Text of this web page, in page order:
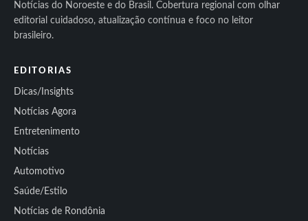
Notícias do Noroeste e do Brasil. Cobertura regional com olhar
editorial cuidadoso, atualização contínua e foco no leitor
brasileiro.
EDITORIAS
Dicas/Insights
Notícias Agora
Entretenimento
Notícias
Automotivo
Saúde/Estilo
Notícias de Rondônia